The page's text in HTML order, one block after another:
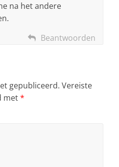
na het andere
Beantwoorden
gepubliceerd. Vereiste
met*